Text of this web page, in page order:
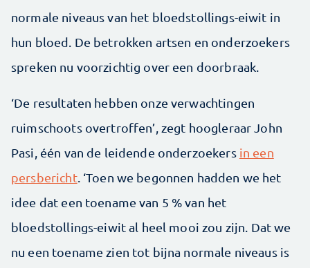
normale niveaus van het bloedstollings-eiwit in
hun bloed. De betrokken artsen en onderzoekers
spreken nu voorzichtig over een doorbraak.
‘De resultaten hebben onze verwachtingen
ruimschoots overtroffen’, zegt hoogleraar John
Pasi, één van de leidende onderzoekers in een
persbericht. ‘Toen we begonnen hadden we het
idee dat een toename van 5 % van het
bloedstollings-eiwit al heel mooi zou zijn. Dat we
nu een toename zien tot bijna normale niveaus is